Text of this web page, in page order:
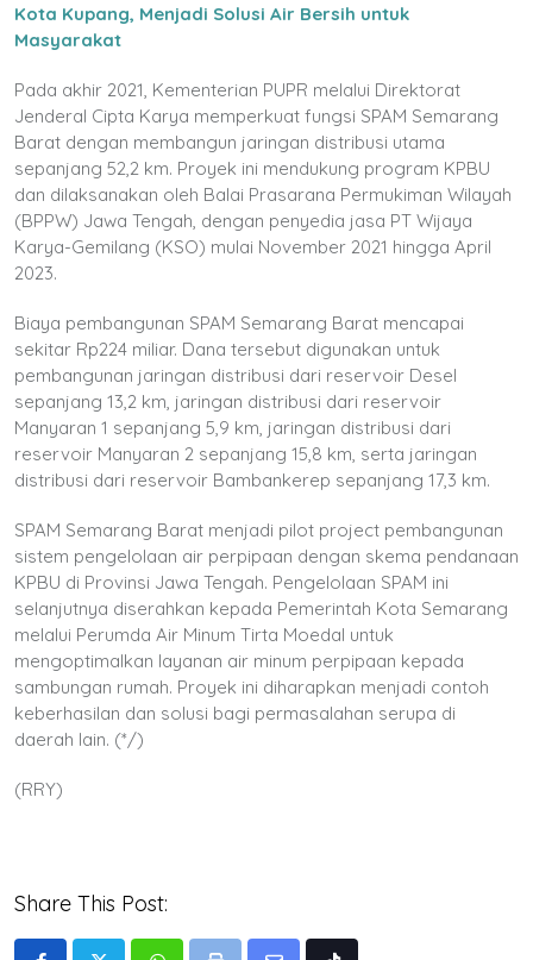
Kota Kupang, Menjadi Solusi Air Bersih untuk
Masyarakat
Pada akhir 2021, Kementerian PUPR melalui Direktorat
Jenderal Cipta Karya memperkuat fungsi SPAM Semarang
Barat dengan membangun jaringan distribusi utama
sepanjang 52,2 km. Proyek ini mendukung program KPBU
dan dilaksanakan oleh Balai Prasarana Permukiman Wilayah
(BPPW) Jawa Tengah, dengan penyedia jasa PT Wijaya
Karya-Gemilang (KSO) mulai November 2021 hingga April
2023.
Biaya pembangunan SPAM Semarang Barat mencapai
sekitar Rp224 miliar. Dana tersebut digunakan untuk
pembangunan jaringan distribusi dari reservoir Desel
sepanjang 13,2 km, jaringan distribusi dari reservoir
Manyaran 1 sepanjang 5,9 km, jaringan distribusi dari
reservoir Manyaran 2 sepanjang 15,8 km, serta jaringan
distribusi dari reservoir Bambankerep sepanjang 17,3 km.
SPAM Semarang Barat menjadi pilot project pembangunan
sistem pengelolaan air perpipaan dengan skema pendanaan
KPBU di Provinsi Jawa Tengah. Pengelolaan SPAM ini
selanjutnya diserahkan kepada Pemerintah Kota Semarang
melalui Perumda Air Minum Tirta Moedal untuk
mengoptimalkan layanan air minum perpipaan kepada
sambungan rumah. Proyek ini diharapkan menjadi contoh
keberhasilan dan solusi bagi permasalahan serupa di
daerah lain. (*/)
(RRY)
Share This Post: